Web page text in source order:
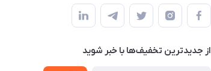
از جدید‌ترین تخفیف‌ها با‌ خبر شوید